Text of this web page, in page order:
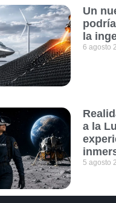
Un
la
6 agosto
a la
5 agosto